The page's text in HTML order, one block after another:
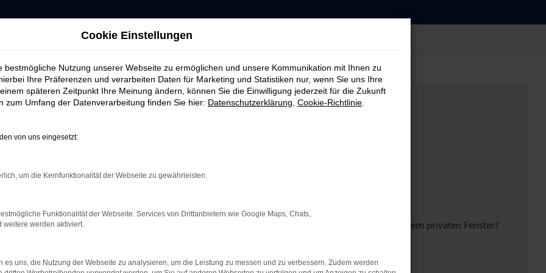
bestimmter Seiten verhindern. Funktioniert die Seite in einem anderen Browser oder in einem privaten Fenster?
beheben.
Cookie Einstellungen
bestmögliche Nutzung unserer Webseite zu ermöglichen und unsere Kommunikation mit Ihnen zu
Ihre Präferenzen und verarbeiten Daten für Marketing und Statistiken nur, wenn Sie uns Ihre
späteren Zeitpunkt Ihre Meinung ändern, können Sie die Einwilligung jederzeit für die Zukunft
zum Umfang der Datenverarbeitung finden Sie hier: Datenschutzerklärung Cookie-Richtlinie
von uns eingesetzt:
um die Kernfunktionalität der Webseite zu gewährleisten.
Funktionalität der Webseite. Services von Drittanbietern wie Google Maps, Chats,
weitere werden aktiviert.
es uns, die Nutzung der Webseite zu analysieren, um die Leistung zu messen und zu verbessern. Zudem werden